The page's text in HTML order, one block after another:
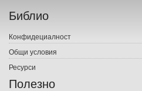
Печатни книги
Електронни книги
Е-списания
Библио
Конфидециалност
Общи условия
Ресурси
Полезно